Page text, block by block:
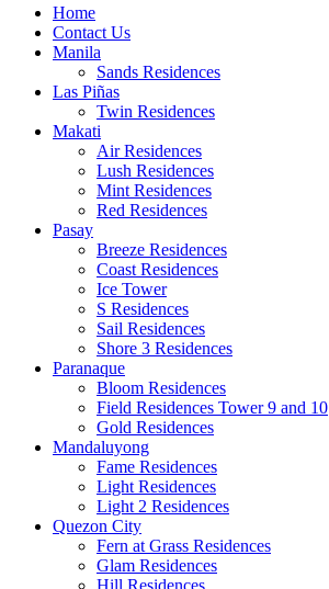
Home
Contact Us
Manila
Sands Residences
Las Piñas
Twin Residences
Makati
Air Residences
Lush Residences
Mint Residences
Red Residences
Pasay
Breeze Residences
Coast Residences
Ice Tower
S Residences
Sail Residences
Shore 3 Residences
Paranaque
Bloom Residences
Field Residences Tower 9 and 10
Gold Residences
Mandaluyong
Fame Residences
Light Residences
Light 2 Residences
Quezon City
Fern at Grass Residences
Glam Residences
Hill Residences